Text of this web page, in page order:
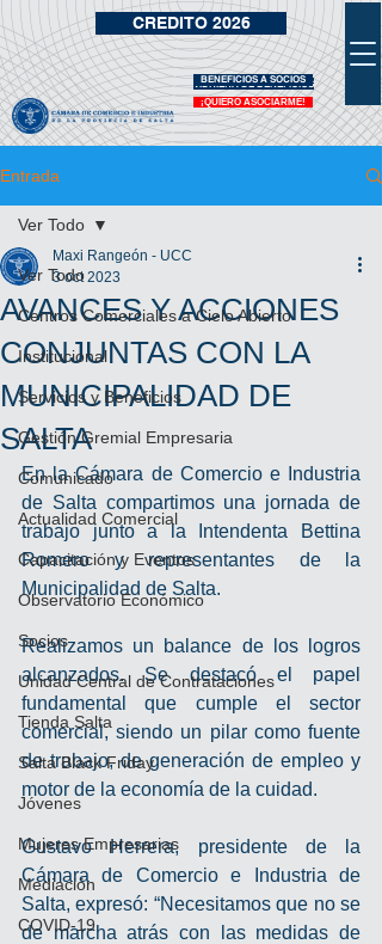
¡QUIERO ASOCIARME!
VIDRIERA DE BENEFICIOS
BENEFICIOS A SOCIOS
CREDITO 2026
Entrada
Ver Todo
Centros Comerciales a Cielo Abierto
Institucional
Servicios y Beneficios
Gestión Gremial Empresaria
Comunicado
Actualidad Comercial
Capacitación y Eventos
Observatorio Económico
Socios
Unidad Central de Contrataciones
Tienda Salta
Salta Black Friday
Jóvenes
Mujeres Empresarias
Mediación
COVID-19
Ver Todo
AVANCES Y ACCIONES
CONJUNTAS CON LA
MUNICIPALIDAD DE
SALTA
Maxi Rangeón - UCC
3 oct 2023
En la Cámara de Comercio e Industria
de Salta compartimos una jornada de
trabajo junto a la Intendenta Bettina
Romero y representantes de la
Municipalidad de Salta.
Realizamos un balance de los logros
alcanzados. Se destacó el papel
fundamental que cumple el sector
comercial, siendo un pilar como fuente
de trabajo, de generación de empleo y
motor de la economía de la cuidad.
Gustavo Herrera, presidente de la
Cámara de Comercio e Industria de
Salta, expresó: “Necesitamos que no se
de marcha atrás con las medidas de